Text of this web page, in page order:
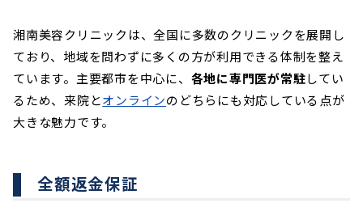
湘南美容クリニックは、全国に多数のクリニックを展開し
ており、地域を問わずに多くの方が利用できる体制を整え
ています。主要都市を中心に、 各地に専門医が常駐してい
るため、来院とオンラインのどちらにも対応している点が
大きな魅力です。
全額返金保証